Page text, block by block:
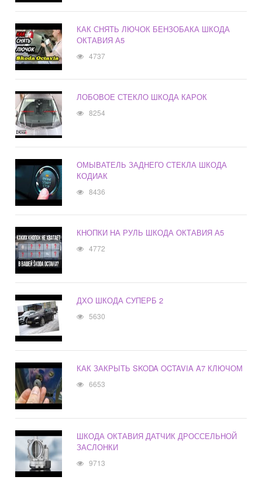
КАК СНЯТЬ ЛЮЧОК БЕНЗОБАКА ШКОДА
ОКТАВИЯ А5
4737
ЛОБОВОЕ СТЕКЛО ШКОДА КАРОК
8254
ОМЫВАТЕЛЬ ЗАДНЕГО СТЕКЛА ШКОДА
КОДИАК
8436
КНОПКИ НА РУЛЬ ШКОДА ОКТАВИЯ А5
4772
ДХО ШКОДА СУПЕРБ 2
5630
КАК ЗАКРЫТЬ SKODA OCTAVIA A7 КЛЮЧОМ
6653
ШКОДА ОКТАВИЯ ДАТЧИК ДРОССЕЛЬНОЙ
ЗАСЛОНКИ
9713